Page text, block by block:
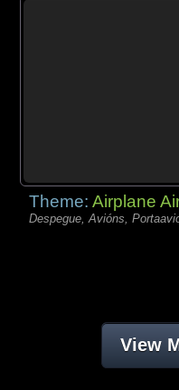
Theme:Airplane
Despegue, Avións,
View